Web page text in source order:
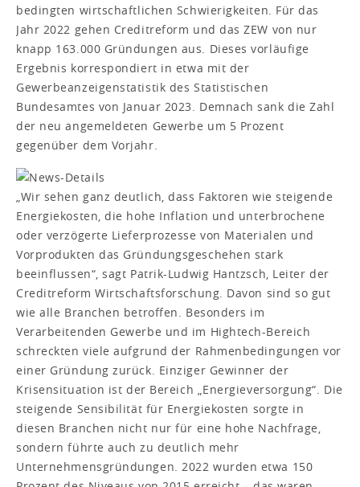
bedingten wirtschaftlichen Schwierigkeiten. Für das
Jahr 2022 gehen Creditreform und das ZEW von nur
knapp 163.000 Gründungen aus. Dieses vorläufige
Ergebnis korrespondiert in etwa mit der
Gewerbeanzeigenstatistik des Statistischen
Bundesamtes von Januar 2023. Demnach sank die Zahl
der neu angemeldeten Gewerbe um 5 Prozent
gegenüber dem Vorjahr.
„Wir sehen ganz deutlich, dass Faktoren wie steigende
Energiekosten, die hohe Inflation und unterbrochene
oder verzögerte Lieferprozesse von Materialen und
Vorprodukten das Gründungsgeschehen stark
beeinflussen“, sagt Patrik-Ludwig Hantzsch, Leiter der
Creditreform Wirtschaftsforschung. Davon sind so gut
wie alle Branchen betroffen. Besonders im
Verarbeitenden Gewerbe und im Hightech-Bereich
schreckten viele aufgrund der Rahmenbedingungen vor
einer Gründung zurück. Einziger Gewinner der
Krisensituation ist der Bereich „Energieversorgung“. Die
steigende Sensibilität für Energiekosten sorgte in
diesen Branchen nicht nur für eine hohe Nachfrage,
sondern führte auch zu deutlich mehr
Unternehmensgründungen. 2022 wurden etwa 150